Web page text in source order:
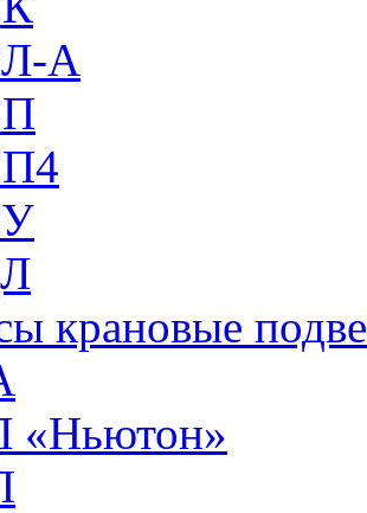
А
крановые